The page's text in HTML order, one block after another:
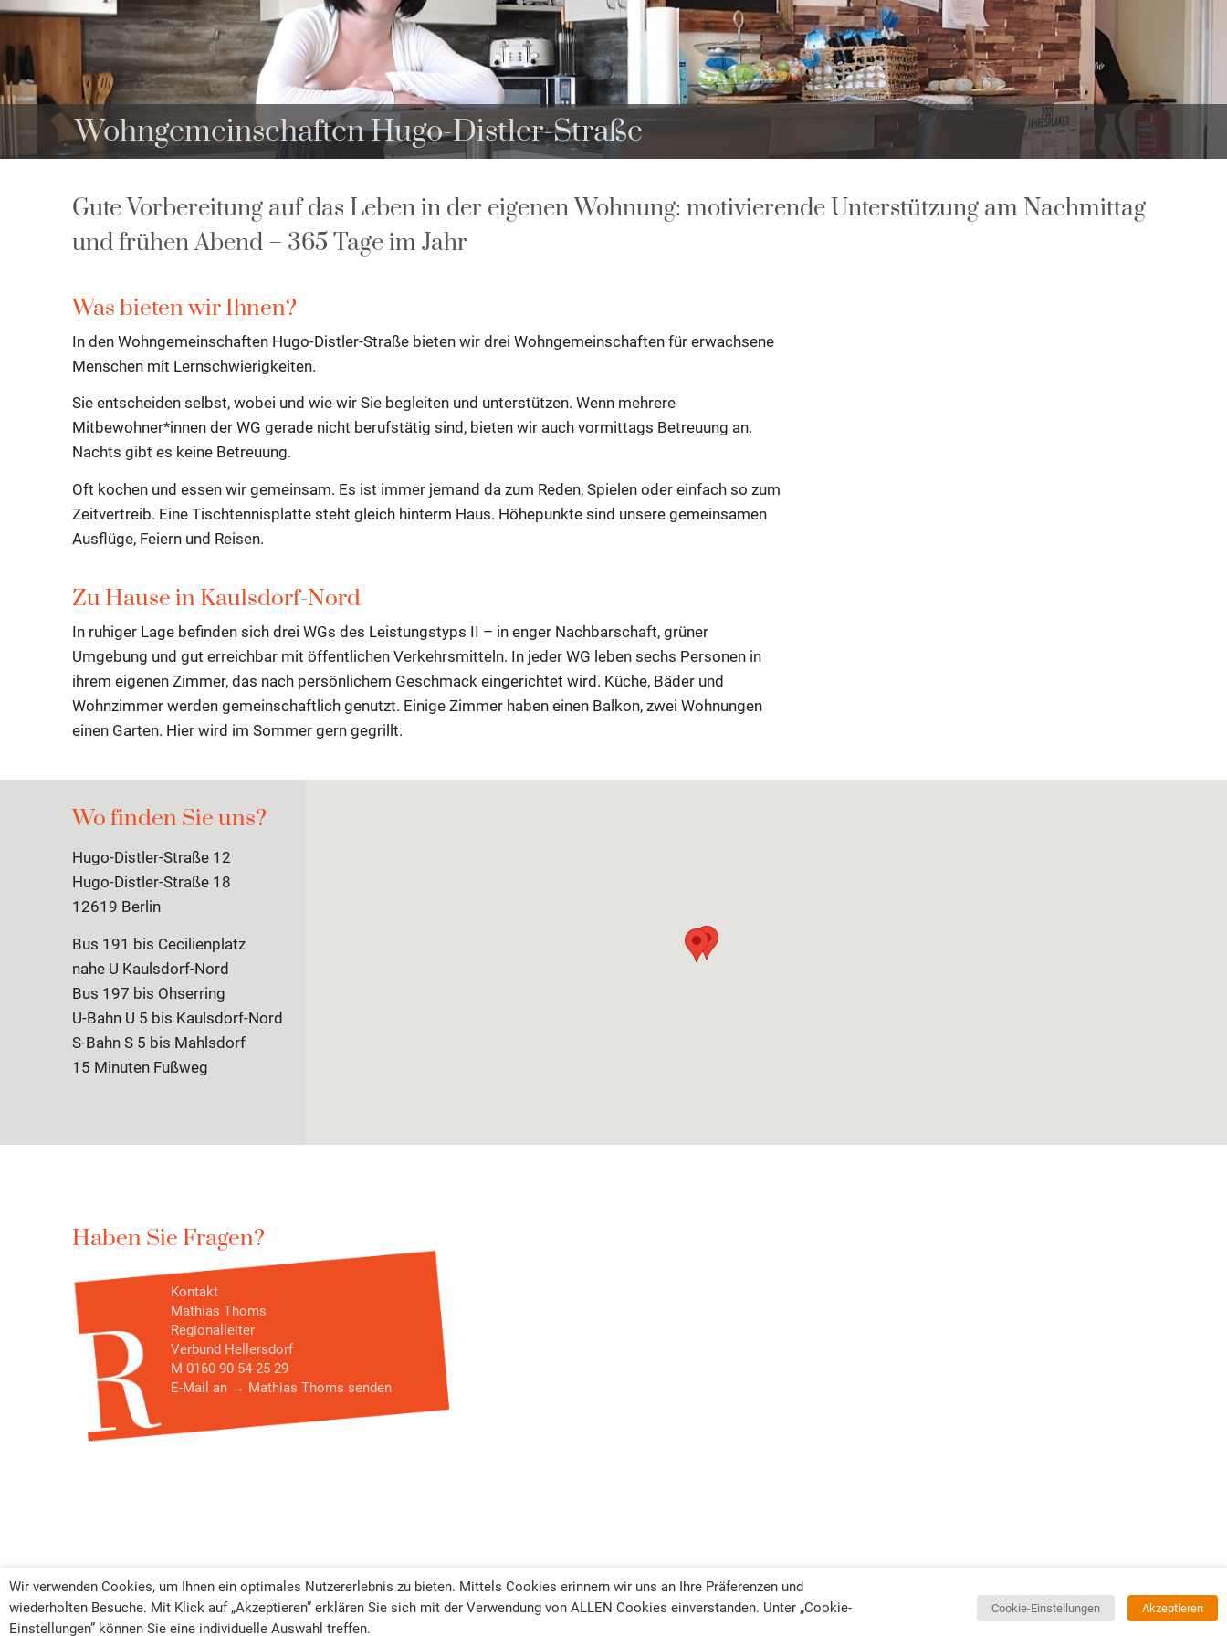
Wohngemeinschaften Hugo-Distler-Straße
Gute Vorbereitung auf das Leben in der eigenen Wohnung: motivierende Unterstützung am Nachmittag
und frühen Abend – 365 Tage im Jahr
Was bieten wir Ihnen?
In den Wohngemeinschaften Hugo-Distler-Straße bieten wir drei Wohngemeinschaften für erwachsene
Menschen mit Lernschwierigkeiten.
Sie entscheiden selbst, wobei und wie wir Sie begleiten und unterstützen. Wenn mehrere
Mitbewohner*innen der WG gerade nicht berufstätig sind, bieten wir auch vormittags Betreuung an.
Nachts gibt es keine Betreuung.
Oft kochen und essen wir gemeinsam. Es ist immer jemand da zum Reden, Spielen oder einfach so zum
Zeitvertreib. Eine Tischtennisplatte steht gleich hinterm Haus. Höhepunkte sind unsere gemeinsamen
Ausflüge, Feiern und Reisen.
Zu Hause in Kaulsdorf-Nord
In ruhiger Lage befinden sich drei WGs des Leistungstyps II – in enger Nachbarschaft, grüner
Umgebung und gut erreichbar mit öffentlichen Verkehrsmitteln. In jeder WG leben sechs Personen in
ihrem eigenen Zimmer, das nach persönlichem Geschmack eingerichtet wird. Küche, Bäder und
Wohnzimmer werden gemeinschaftlich genutzt. Einige Zimmer haben einen Balkon, zwei Wohnungen
einen Garten. Hier wird im Sommer gern gegrillt.
Wo finden Sie uns?
Hugo-Distler-Straße 12
Hugo-Distler-Straße 18
12619 Berlin
Bus 191 bis Cecilienplatz
nahe U Kaulsdorf-Nord
Bus 197 bis Ohserring
U-Bahn U 5 bis Kaulsdorf-Nord
S-Bahn S 5 bis Mahlsdorf
15 Minuten Fußweg
Haben Sie Fragen?
Kontakt
Mathias Thoms
Regionalleiter
Verbund Hellersdorf
M 0160 90 54 25 29
E-Mail an → Mathias Thoms senden
Alle Leistungen
Wir verwenden Cookies, um Ihnen ein optimales Nutzererlebnis zu bieten. Mittels Cookies erinnern wir uns an Ihre Präferenzen und
wiederholten Besuche. Mit Klick auf „Akzeptieren” erklären Sie sich mit der Verwendung von ALLEN Cookies einverstanden. Unter „Cookie-
Einstellungen” können Sie eine individuelle Auswahl treffen.
Cookie-Einstellungen Akzeptieren